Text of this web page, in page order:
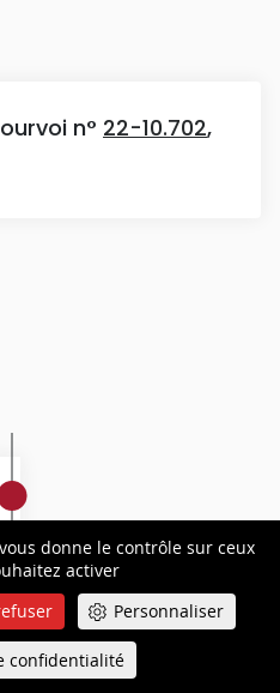
donne le contrôle sur ceux
activer
Personnaliser
confidentialité
n° 22-10.702,
Cour d'appel de
Bordeaux 4B
30-09-2021